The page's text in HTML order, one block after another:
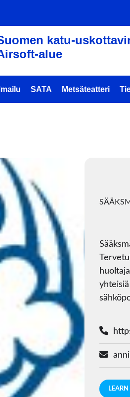
katu-
alue
Ilmailu SATA Metsäteatteri